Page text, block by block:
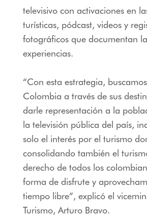
televisivo con activaciones en
turísticas, pódcast, videos y
fotográficos que documentan
experiencias.
“Con esta estrategia,
Colombia a través de sus
darle representación a la
la televisión pública del país,
solo el interés por el turismo
consolidando también el
derecho de todos los
forma de disfrute y
tiempo libre”, explicó el
Turismo, Arturo Bravo.